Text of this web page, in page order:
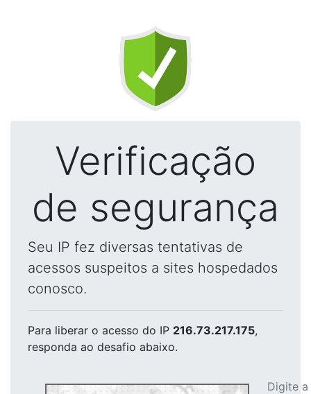
Verificação
de segurança
Seu IP fez diversas tentativas de
acessos suspeitos a sites hospedados
conosco.
Para liberar o acesso do IP 216.73.217.175,
responda ao desafio abaixo.
Digite